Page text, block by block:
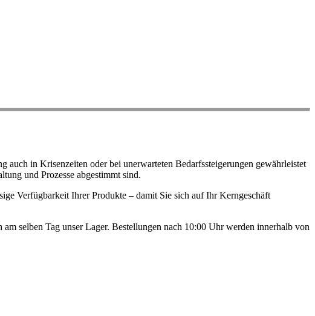
in Krisenzeiten oder bei unerwarteten Bedarfssteigerungen gewährleistet
und Prozesse abgestimmt sind.
Verfügbarkeit Ihrer Produkte – damit Sie sich auf Ihr Kerngeschäft
selben Tag unser Lager. Bestellungen nach 10:00 Uhr werden innerhalb von